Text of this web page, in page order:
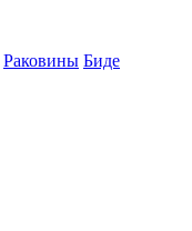
Раковины Биде